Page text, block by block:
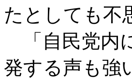
たとしても不
「自民党内
発する声も強